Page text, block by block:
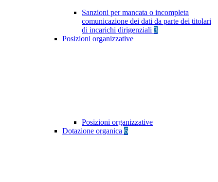
Sanzioni per mancata o incompleta
comunicazione dei dati da parte dei titolari
di incarichi dirigenziali 3
Posizioni organizzative
Posizioni organizzative
Dotazione organica 6